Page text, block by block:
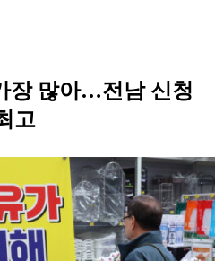
장 많아…전남 신청
고